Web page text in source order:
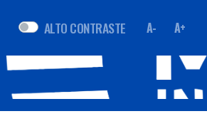
ALTO CONTRASTE A- A+